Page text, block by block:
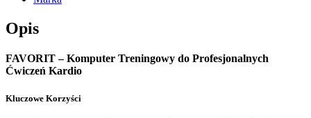
Opis
FAVORIT – Komputer Treningowy do Profesjonalnych
Ćwiczeń Kardio
Kluczowe Korzyści